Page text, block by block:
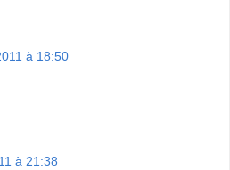
à 18:50
à 21:38